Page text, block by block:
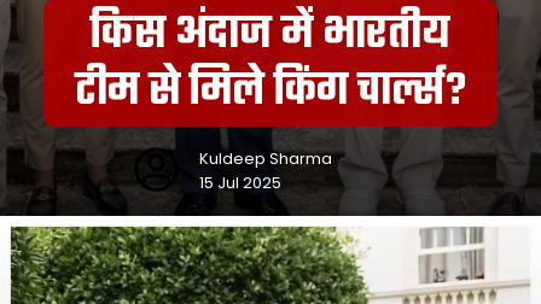
किस अंदाज में भारतीय
टीम से मिले किंग चार्ल्स?
Kuldeep Sharma
15 Jul 2025